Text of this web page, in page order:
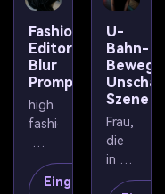
Fashion
Editorial
Blur
Prompt
high
fashion
redaktionelles
U-
Bahn-
Szene
Frau,
die
in
einer